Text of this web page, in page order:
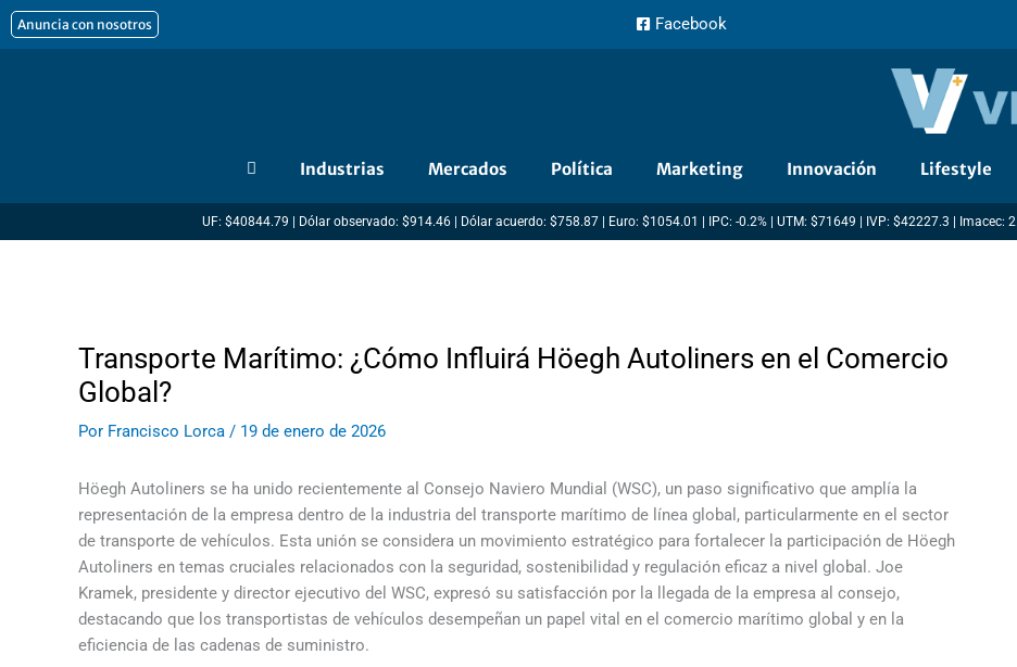
al
Anuncia con nosotros Facebook
Industrias Mercados Política Marketing Innovación Lifestyle
UF: $40844.79 | Dólar observado: $914.46 | Dólar acuerdo: $758.87 | Euro: $1054.01 | IPC: -0.2% | UTM: $71649 | IVP: $42227.3 | Imacec:
Transporte Marítimo: ¿Cómo Influirá Höegh Autoliners en el Comercio
Global?
Por Francisco Lorca / 19 de enero de 2026
Höegh Autoliners se ha unido recientemente al Consejo Naviero Mundial (WSC), un paso significativo que amplía la
representación de la empresa dentro de la industria del transporte marítimo de línea global, particularmente en el sector
de transporte de vehículos. Esta unión se considera un movimiento estratégico para fortalecer la participación de Höegh
Autoliners en temas cruciales relacionados con la seguridad, sostenibilidad y regulación eficaz a nivel global. Joe
Kramek, presidente y director ejecutivo del WSC, expresó su satisfacción por la llegada de la empresa al consejo,
destacando que los transportistas de vehículos desempeñan un papel vital en el comercio marítimo global y en la
eficiencia de las cadenas de suministro.